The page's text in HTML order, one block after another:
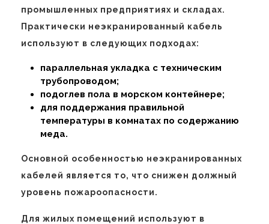
промышленных предприятиях и складах.
Практически неэкранированный кабель
используют в следующих подходах:
параллельная укладка с техническим
трубопроводом;
подоглев пола в морском контейнере;
для поддержания правильной
температуры в комнатах по содержанию
меда.
Основной особенностью неэкранированных
кабелей является то, что снижен должный
уровень пожароопасности.
Для жилых помещений используют в